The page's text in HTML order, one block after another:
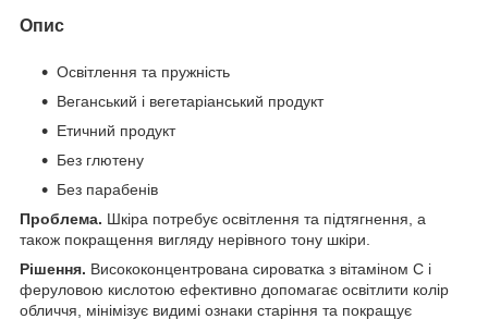
Опис
Освітлення та пружність
Веганський і вегетаріанський продукт
Етичний продукт
Без глютену
Без парабенів
Проблема. Шкіра потребує освітлення та підтягнення, а
також покращення вигляду нерівного тону шкіри.
Рішення. Висококонцентрована сироватка з вітаміном C і
феруловою кислотою ефективно допомагає освітлити колір
обличчя, мінімізує видимі ознаки старіння та покращує